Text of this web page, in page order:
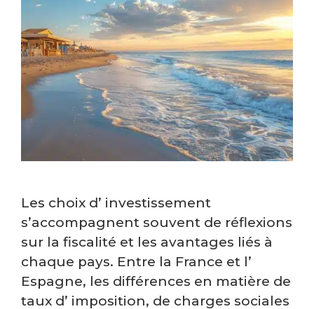
Les choix d’ investissement
s’accompagnent souvent de réflexions
sur la fiscalité et les avantages liés à
chaque pays. Entre la France et l’
Espagne, les différences en matière de
taux d’ imposition, de charges sociales